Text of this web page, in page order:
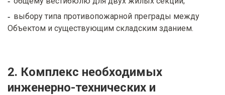
выбору типа противопожарной преграды между
Объектом и существующим складским зданием.
2. Комплекс необходимых
инженерно-технических и